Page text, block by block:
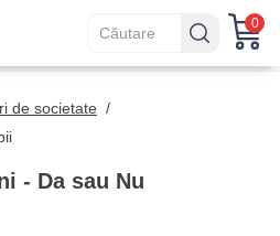
0
de societate /
- Da sau Nu